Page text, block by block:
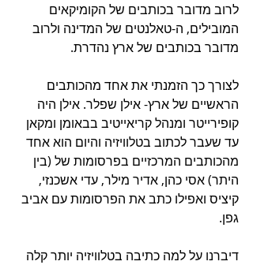
לרוב מדובר בכותבים של הקומיקאים
המובילים, ה-טאלנטים של המדינה ולרוב
מדובר בכותבים של ארץ נהדרת.
לצורך כך הזמנתי את אחד מהכותבים
הראשיים של ארץ- אילן שפלר. אילן היה
קופירייטר ומנהל קריאייטיב בבאומן ומקאן
עד שעבר לכתוב בטלוויזיה והיום הוא אחד
מהכותבים המרכזיים בפרסומות של (בין
היתר) אסי כהן, אדיר מילר, עדי אשכנזי,
קיציס ואפילו כתב את הפרסומות עם אביב
גפן.
דיברנו על למה כתיבה בטלוויזיה יותר קלה